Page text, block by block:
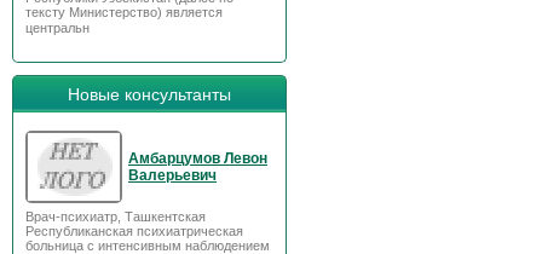
тексту Министерство) является
центральн
Новые консультанты
Амбарцумов Левон
Валерьевич
Врач-психиатр, Ташкентская
Республиканская психиатрическая
больница с интенсивным наблюдением